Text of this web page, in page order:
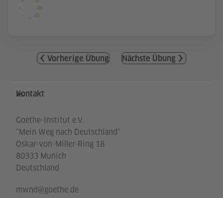
Vorherige Übung Nächste Übung
Service- und Informationsbereich
Kontakt
Goethe-Institut e.V.
"Mein Weg nach Deutschland"
Oskar-von-Miller-Ring 18
80333 Munich
Deutschland
mwnd@goethe.de